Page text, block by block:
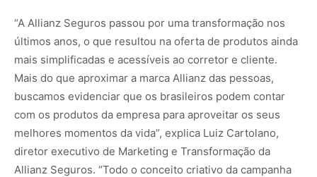
“A Allianz Seguros passou por uma transformação nos
últimos anos, o que resultou na oferta de produtos ainda
mais simplificadas e acessíveis ao corretor e cliente.
Mais do que aproximar a marca Allianz das pessoas,
buscamos evidenciar que os brasileiros podem contar
com os produtos da empresa para aproveitar os seus
melhores momentos da vida”, explica Luiz Cartolano,
diretor executivo de Marketing e Transformação da
Allianz Seguros. “Todo o conceito criativo da campanha